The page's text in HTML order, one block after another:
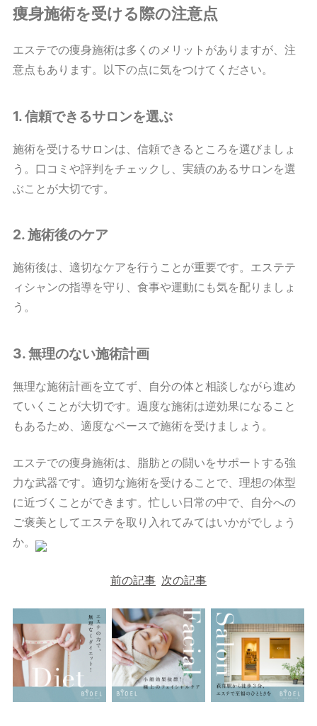
痩身施術を受ける際の注意点
エステでの痩身施術は多くのメリットがありますが、注
意点もあります。以下の点に気をつけてください。
1. 信頼できるサロンを選ぶ
施術を受けるサロンは、信頼できるところを選びましょ
う。口コミや評判をチェックし、実績のあるサロンを選
ぶことが大切です。
2. 施術後のケア
施術後は、適切なケアを行うことが重要です。エステテ
ィシャンの指導を守り、食事や運動にも気を配りましょ
う。
3. 無理のない施術計画
無理な施術計画を立てず、自分の体と相談しながら進め
ていくことが大切です。過度な施術は逆効果になること
もあるため、適度なペースで施術を受けましょう。
エステでの痩身施術は、脂肪との闘いをサポートする強
力な武器です。適切な施術を受けることで、理想の体型
に近づくことができます。忙しい日常の中で、自分への
ご褒美としてエステを取り入れてみてはいかがでしょう
か。
ビ
ゲ
ー
シ
ョ
ン
前の記事 次の記事